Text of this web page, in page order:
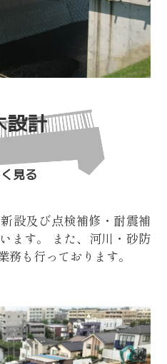
設計
見る
設及び点検補修・耐震補
ます。
また、河川・砂防
も行っております。